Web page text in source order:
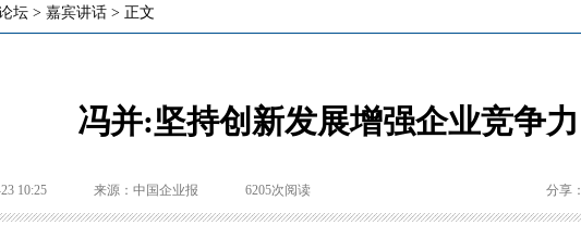
坛 > 嘉宾讲话 > 正文
冯并:坚持创新发展增强企业竞争力
10:25 来源：中国企业报 6205次阅读 分享：